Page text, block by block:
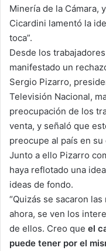
Minería de la Cámara,
Cicardini lamentó la
toca”.
Desde los
manifestado un
Sergio Pizarro,
Televisión Nacional,
preocupación de los
venta, y señaló que
preocupe al país en su
Junto a ello Pizarro
haya reflotado una
ideas de fondo.
“Quizás se sacaron
ahora, se ven los
de ellos. Creo que el
puede tener por el